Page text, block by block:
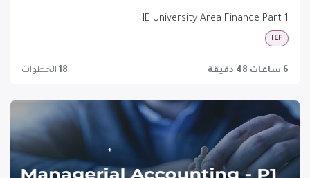
IE University Area Finance Part 1
IEF
6 ساعات 48 دقيقة 18 الخطوات